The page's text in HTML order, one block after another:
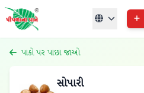
પાકો પર પાછા જાઓ
સોપારી